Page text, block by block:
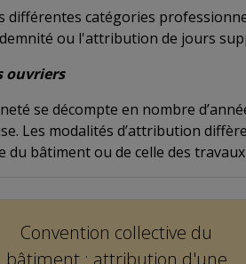
différentes catégories
ou l'attribution de jours
ouvriers
se décompte en nombre
Les modalités d’attribution
du bâtiment ou de celle des
Convention collective du
bâtiment : attribution d'une